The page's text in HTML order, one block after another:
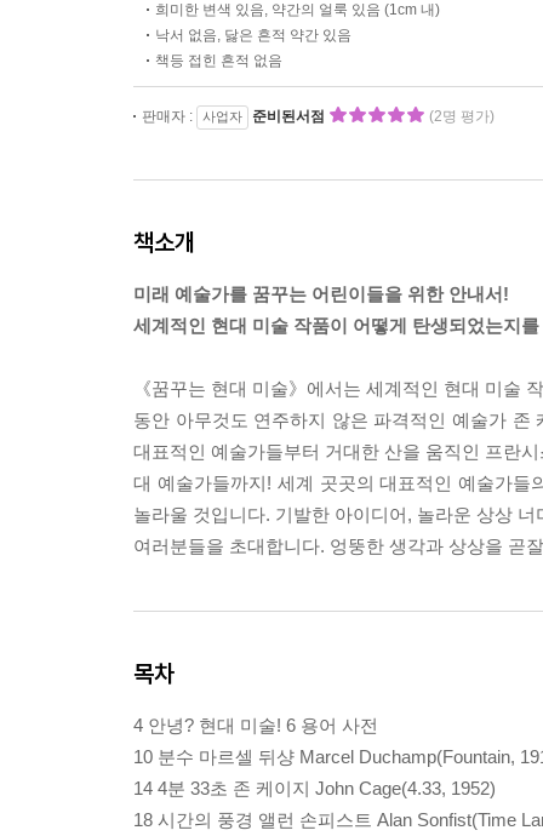
희미한 변색 있음, 약간의 얼룩 있음 (1cm 내)
낙서 없음, 닳은 흔적 약간 있음
책등 접힌 흔적 없음
판매자 : 사업자 준비된서점 (2명 평가)
책소개
미래 예술가를 꿈꾸는 어린이들을 위한 안내서!
세계적인 현대 미술 작품이 어떻게 탄생되었는지
《꿈꾸는 현대 미술》에서는 세계적인 현대 미술
동안 아무것도 연주하지 않은 파격적인 예술가
대표적인 예술가들부터 거대한 산을 움직인 프란
대 예술가들까지! 세계 곳곳의 대표적인 예술가
놀라울 것입니다. 기발한 아이디어, 놀라운 상상
여러분들을 초대합니다. 엉뚱한 생각과 상상을 곧
목차
4 안녕? 현대 미술! 6 용어 사전
10 분수 마르셀 뒤샹 Marcel Duchamp(Fountain,
14 4분 33초 존 케이지 John Cage(4.33, 1952)
18 시간의 풍경 앨런 손피스트 Alan Sonfist(Time